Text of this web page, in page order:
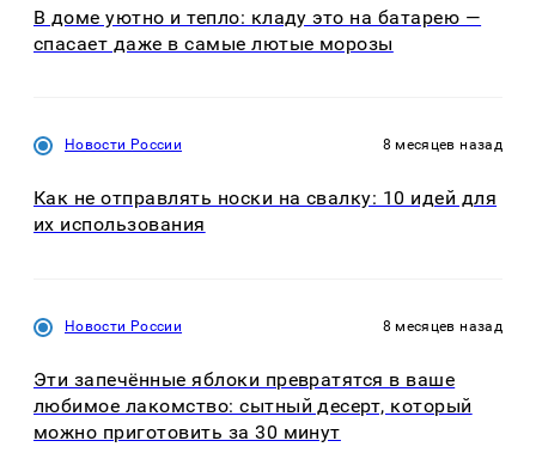
В доме уютно и тепло: кладу это на батарею —
спасает даже в самые лютые морозы
Новости России 8 месяцев назад
Как не отправлять носки на свалку: 10 идей для
их использования
Новости России 8 месяцев назад
Эти запечённые яблоки превратятся в ваше
любимое лакомство: сытный десерт, который
можно приготовить за 30 минут